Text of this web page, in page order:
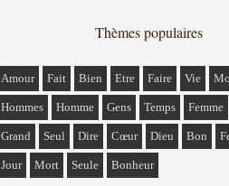
Thèmes populaires
Amour Fait Bien Etre Faire Vie
Hommes Homme Gens Temps Femme
Grand Seul Dire Cœur Dieu Bon
Jour Mort Seule Bonheur